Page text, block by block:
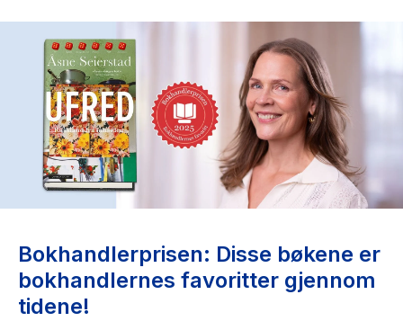
Bokhandlerprisen: Disse bøkene er
bokhandlernes favoritter gjennom
tidene!